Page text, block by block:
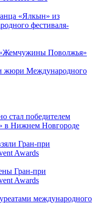
«Ялкын» из
фестиваля-
Поволжья»
жюри Международного
стал победителем
в Нижнем Новгороде
Гран-при
Awards
Гран-при
Awards
международного